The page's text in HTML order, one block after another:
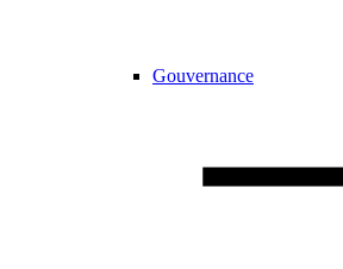
Gouvernance